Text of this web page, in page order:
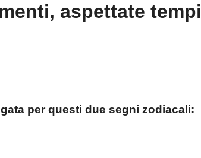
aspettate tempi
per questi due segni zodiacali: